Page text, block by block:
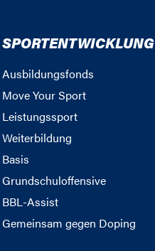
SPORTENTWICKLUNG
Ausbildungsfonds
Move Your Sport
Leistungssport
Weiterbildung
Basis
Grundschuloffensive
BBL-Assist
Gemeinsam gegen Doping